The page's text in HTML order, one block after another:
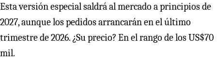
Esta versión especial saldrá al mercado a principios de
2027, aunque los pedidos arrancarán en el último
trimestre de 2026. ¿Su precio? En el rango de los US$70
mil.